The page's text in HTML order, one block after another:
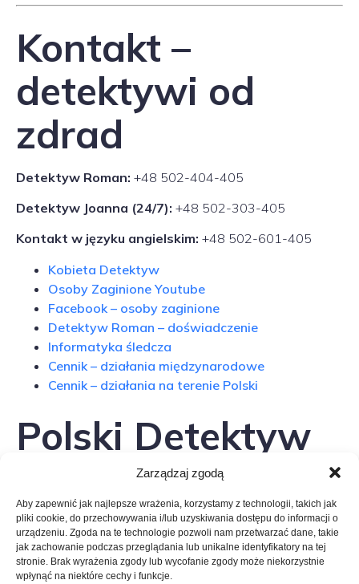
Zarządzaj zgodą
Aby zapewnić jak najlepsze wrażenia, korzystamy z technologii, takich jak
pliki cookie, do przechowywania i/lub uzyskiwania dostępu do informacji o
urządzeniu. Zgoda na te technologie pozwoli nam przetwarzać dane, takie
jak zachowanie podczas przeglądania lub unikalne identyfikatory na tej
stronie. Brak wyrażenia zgody lub wycofanie zgody może niekorzystnie
wpłynąć na niektóre cechy i funkcje.
Kontakt –
detektywi od
zdrad
Detektyw Roman: +48 502-404-405
Detektyw Joanna (24/7): +48 502-303-405
Kontakt w języku angielskim: +48 502-601-405
Kobieta Detektyw
Osoby Zaginione Youtube
Facebook – osoby zaginione
Detektyw Roman – doświadczenie
Informatyka śledcza
Cennik – działania międzynarodowe
Cennik – działania na terenie Polski
Polski Detektyw
Coimbra Centro –
kontakt
Telefon kontaktowy: +48 502-404-405